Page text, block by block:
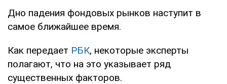
Дно падения фондовых рынков наступит в
самое ближайшее время.
Как передает РБК, некоторые эксперты
полагают, что на это указывает ряд
существенных факторов.